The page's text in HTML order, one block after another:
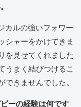
カルの強いフォワー
シャーをかけてきま
を見せてくれました
うまく結びつけるこ
できませんでした。
ーの経験は何です